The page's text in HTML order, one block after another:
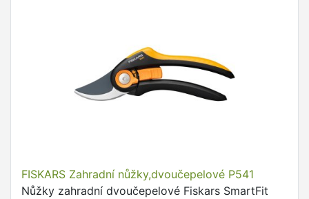
FISKARS Zahradní nůžky,dvoučepelové P541
Nůžky zahradní dvoučepelové Fiskars SmartFit